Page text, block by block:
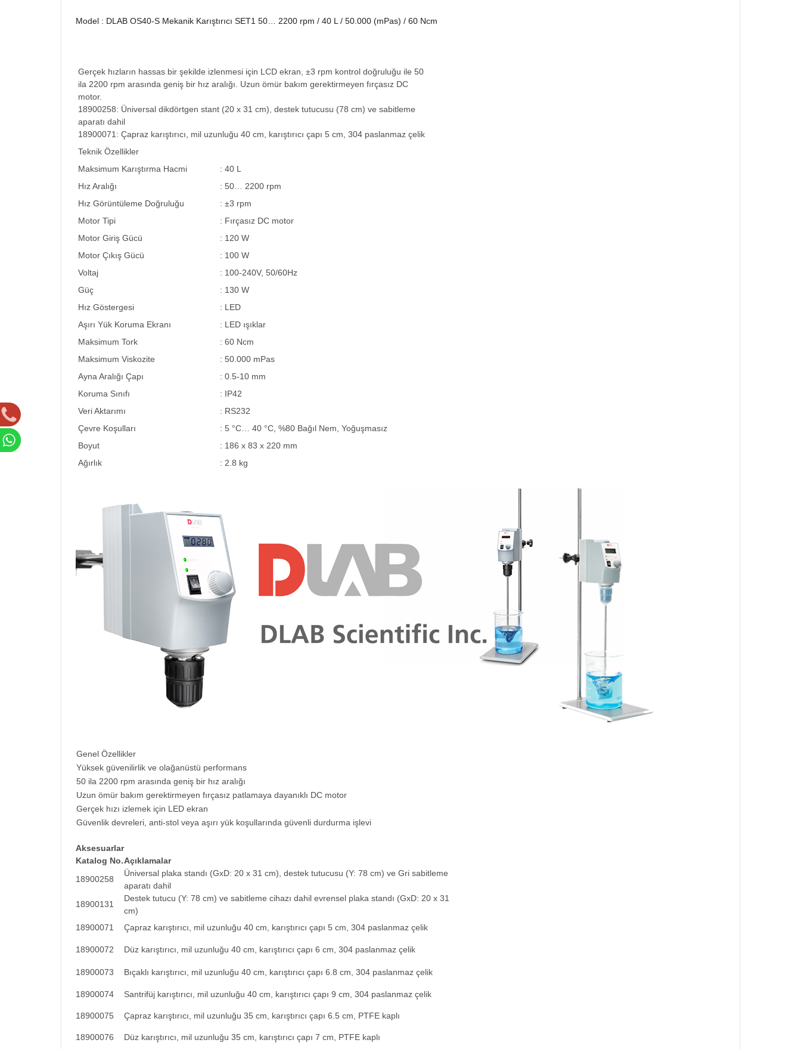
Model : DLAB OS40-S Mekanik Karıştırıcı SET1 50… 2200 rpm / 40 L / 50.000 (mPas) / 60 Ncm
Gerçek hızların hassas bir şekilde izlenmesi için LCD ekran, ±3 rpm kontrol doğruluğu ile 50
ila 2200 rpm arasında geniş bir hız aralığı. Uzun ömür bakım gerektirmeyen fırçasız DC
motor.
18900258: Üniversal dikdörtgen stant (20 x 31 cm), destek tutucusu (78 cm) ve sabitleme
aparatı dahil
18900071: Çapraz karıştırıcı, mil uzunluğu 40 cm, karıştırıcı çapı 5 cm, 304 paslanmaz çelik
Teknik Özellikler
Maksimum Karıştırma Hacmi
: 40 L
Hız Aralığı
: 50… 2200 rpm
Hız Görüntüleme Doğruluğu
: ±3 rpm
Motor Tipi
: Fırçasız DC motor
Motor Giriş Gücü
: 120 W
Motor Çıkış Gücü
: 100 W
Voltaj
: 100-240V, 50/60Hz
Güç
: 130 W
Hız Göstergesi
: LED
Aşırı Yük Koruma Ekranı
: LED ışıklar
Maksimum Tork
: 60 Ncm
Maksimum Viskozite
: 50.000 mPas
Ayna Aralığı Çapı
: 0.5-10 mm
Koruma Sınıfı
: IP42
Veri Aktarımı
: RS232
Çevre Koşulları
: 5 °C… 40 °C, %80 Bağıl Nem, Yoğuşmasız
Boyut
: 186 x 83 x 220 mm
Ağırlık
: 2.8 kg
Genel Özellikler
Yüksek güvenilirlik ve olağanüstü performans
50 ila 2200 rpm arasında geniş bir hız aralığı
Uzun ömür bakım gerektirmeyen fırçasız patlamaya dayanıklı DC motor
Gerçek hızı izlemek için LED ekran
Güvenlik devreleri, anti-stol veya aşırı yük koşullarında güvenli durdurma işlevi
Aksesuarlar
Katalog No.Açıklamalar
18900258
Üniversal plaka standı (GxD: 20 x 31 cm), destek tutucusu (Y: 78 cm) ve Gri sabitleme
aparatı dahil
18900131
Destek tutucu (Y: 78 cm) ve sabitleme cihazı dahil evrensel plaka standı (GxD: 20 x 31
cm)
18900071
Çapraz karıştırıcı, mil uzunluğu 40 cm, karıştırıcı çapı 5 cm, 304 paslanmaz çelik
18900072 Düz karıştırıcı, mil uzunluğu 40 cm, karıştırıcı çapı 6 cm, 304 paslanmaz çelik
18900073 Bıçaklı karıştırıcı, mil uzunluğu 40 cm, karıştırıcı çapı 6.8 cm, 304 paslanmaz çelik
18900074 Santrifüj karıştırıcı, mil uzunluğu 40 cm, karıştırıcı çapı 9 cm, 304 paslanmaz çelik
18900075 Çapraz karıştırıcı, mil uzunluğu 35 cm, karıştırıcı çapı 6.5 cm, PTFE kaplı
18900076 Düz karıştırıcı, mil uzunluğu 35 cm, karıştırıcı çapı 7 cm, PTFE kaplı